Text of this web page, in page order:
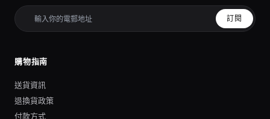
訂閱
購物指南
送貨資訊
退換貨政策
付款方式